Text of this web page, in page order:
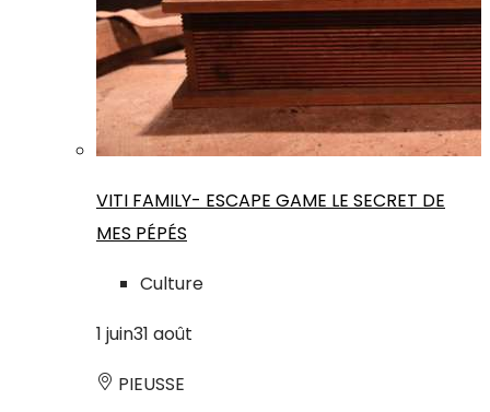
VITI FAMILY- ESCAPE GAME LE SECRET DE
MES PÉPÉS
Culture
1 juin31 août
PIEUSSE